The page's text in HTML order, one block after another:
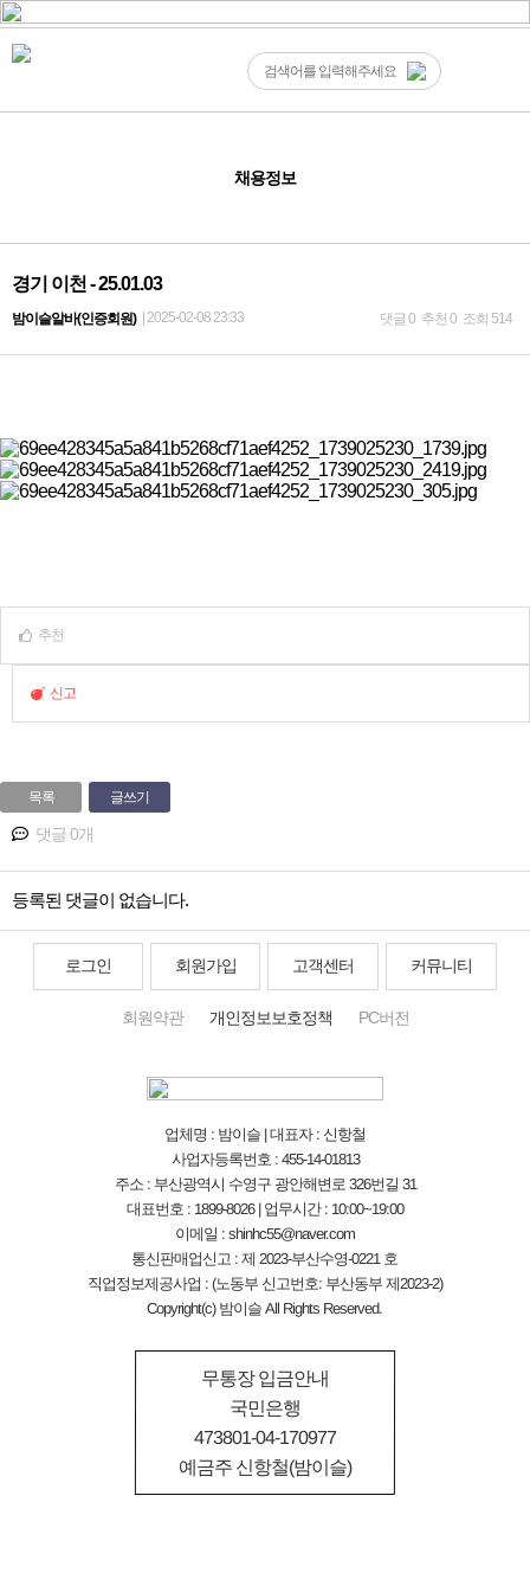
채용정보
경기 이천 - 25.01.03
밤이슬알바(인증회원) | 2025-02-08 23:33 댓글 0 추천 0 조회 514
추천
신고
목록 글쓰기
댓글 0개
등록된 댓글이 없습니다.
로그인 회원가입 고객센터 커뮤니티
회원약관 개인정보보호정책 PC버전
업체명 : 밤이슬 | 대표자 : 신항철
사업자등록번호 : 455-14-01813
주소 : 부산광역시 수영구 광안해변로 326번길 31
대표번호 : 1899-8026 | 업무시간 : 10:00~19:00
이메일 : shinhc55@naver.com
통신판매업신고 : 제 2023-부산수영-0221 호
직업정보제공사업 : (노동부 신고번호: 부산동부 제2023-2)
Copyright(c) 밤이슬 All Rights Reserved.
무통장 입금안내
국민은행
473801-04-170977
예금주 신항철(밤이슬)